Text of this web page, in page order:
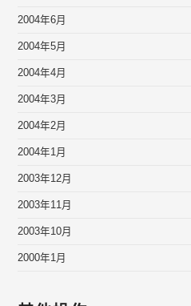
2004年6月
2004年5月
2004年4月
2004年3月
2004年2月
2004年1月
2003年12月
2003年11月
2003年10月
2000年1月